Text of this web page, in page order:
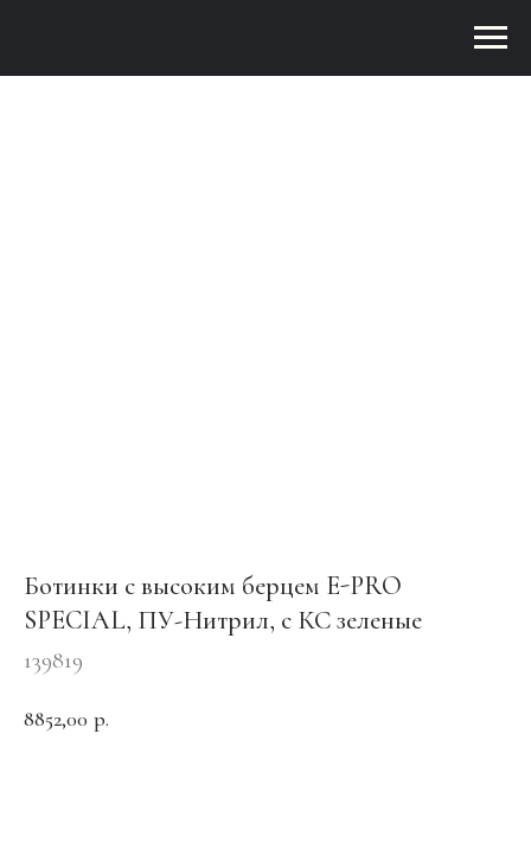
Ботинки с высоким берцем E-PRO
SPECIAL, ПУ-Нитрил, с КС зеленые
139819
8852,00 р.